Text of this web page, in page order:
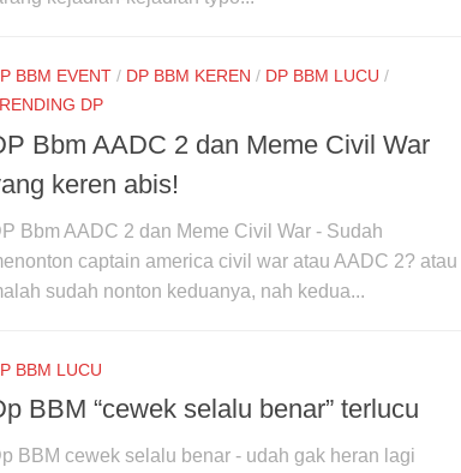
BBM EVENT / DP BBM KEREN / DP BBM LUCU /
DP
Bbm AADC 2 dan Meme Civil War
keren abis!
Bbm AADC 2 dan Meme Civil War - Sudah
captain america civil war atau AADC 2? atau
sudah nonton keduanya, nah kedua...
BBM LUCU
BBM “cewek selalu benar” terlucu
BBM cewek selalu benar - udah gak heran lagi